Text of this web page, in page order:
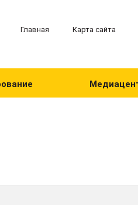
Главная Карта сайта